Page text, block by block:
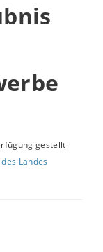
gestellt
Landes